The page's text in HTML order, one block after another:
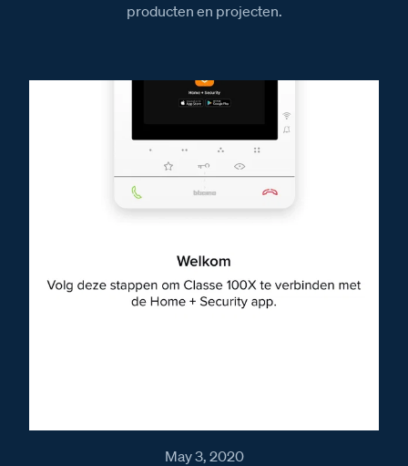
producten en projecten.
May 3, 2020